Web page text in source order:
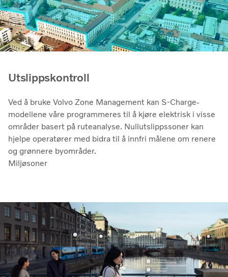
Utslippskontroll
Ved å bruke Volvo Zone Management kan S-Charge-
modellene våre programmeres til å kjøre elektrisk i visse
områder basert på ruteanalyse. Nullutslippssoner kan
hjelpe operatører med bidra til å innfri målene om renere
og grønnere byområder.
Miljøsoner